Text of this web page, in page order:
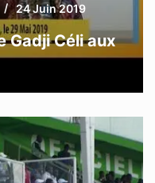
24 Juin 2019
Gadji Céli aux